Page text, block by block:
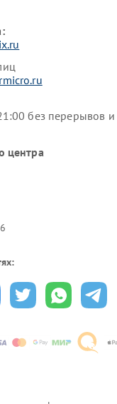
без перерывов
центра